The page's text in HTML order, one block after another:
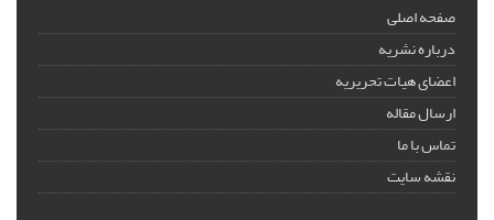
صفحه اصلی
درباره نشریه
اعضای هیات تحریریه
ارسال مقاله
تماس با ما
نقشه سایت